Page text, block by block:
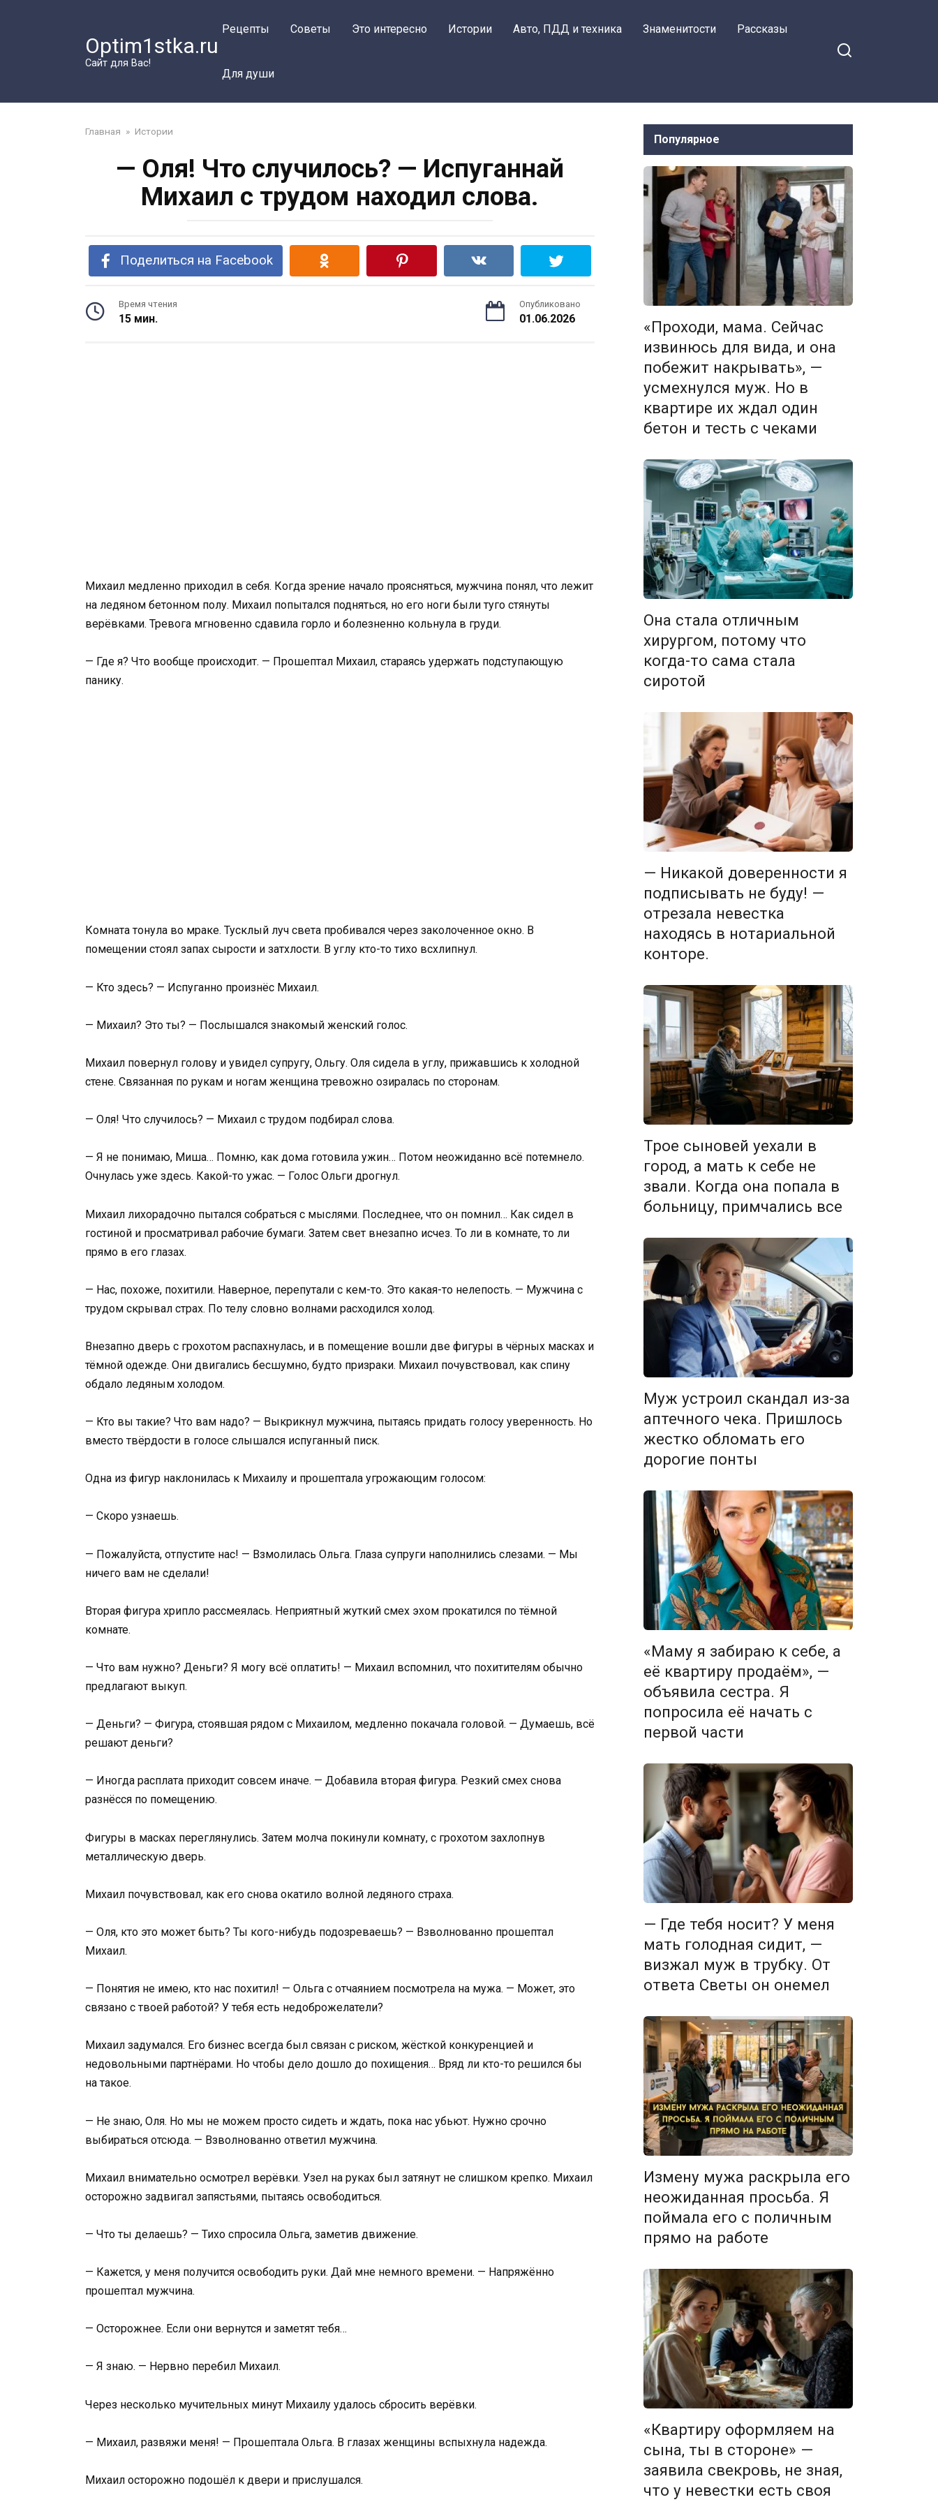
Optim1stka.ru
Сайт для Вас!
Рецепты Советы Это интересно Истории Авто, ПДД и техника Знаменитости Рассказы
Для души
Главная » Истории
— Оля! Что случилось? — Испуганнай
Михаил с трудом находил слова.
Поделиться на Facebook
Время чтения
15 мин.
Опубликовано
01.06.2026
Михаил медленно приходил в себя. Когда зрение начало проясняться, мужчина понял, что лежит
на ледяном бетонном полу. Михаил попытался подняться, но его ноги были туго стянуты
верёвками. Тревога мгновенно сдавила горло и болезненно кольнула в груди.
— Где я? Что вообще происходит. — Прошептал Михаил, стараясь удержать подступающую
панику.
Комната тонула во мраке. Тусклый луч света пробивался через заколоченное окно. В
помещении стоял запах сырости и затхлости. В углу кто-то тихо всхлипнул.
— Кто здесь? — Испуганно произнёс Михаил.
— Михаил? Это ты? — Послышался знакомый женский голос.
Михаил повернул голову и увидел супругу, Ольгу. Оля сидела в углу, прижавшись к холодной
стене. Связанная по рукам и ногам женщина тревожно озиралась по сторонам.
— Оля! Что случилось? — Михаил с трудом подбирал слова.
— Я не понимаю, Миша… Помню, как дома готовила ужин… Потом неожиданно всё потемнело.
Очнулась уже здесь. Какой-то ужас. — Голос Ольги дрогнул.
Михаил лихорадочно пытался собраться с мыслями. Последнее, что он помнил… Как сидел в
гостиной и просматривал рабочие бумаги. Затем свет внезапно исчез. То ли в комнате, то ли
прямо в его глазах.
— Нас, похоже, похитили. Наверное, перепутали с кем-то. Это какая-то нелепость. — Мужчина с
трудом скрывал страх. По телу словно волнами расходился холод.
Внезапно дверь с грохотом распахнулась, и в помещение вошли две фигуры в чёрных масках и
тёмной одежде. Они двигались бесшумно, будто призраки. Михаил почувствовал, как спину
обдало ледяным холодом.
— Кто вы такие? Что вам надо? — Выкрикнул мужчина, пытаясь придать голосу уверенность. Но
вместо твёрдости в голосе слышался испуганный писк.
Одна из фигур наклонилась к Михаилу и прошептала угрожающим голосом:
— Скоро узнаешь.
— Пожалуйста, отпустите нас! — Взмолилась Ольга. Глаза супруги наполнились слезами. — Мы
ничего вам не сделали!
Вторая фигура хрипло рассмеялась. Неприятный жуткий смех эхом прокатился по тёмной
комнате.
— Что вам нужно? Деньги? Я могу всё оплатить! — Михаил вспомнил, что похитителям обычно
предлагают выкуп.
— Деньги? — Фигура, стоявшая рядом с Михаилом, медленно покачала головой. — Думаешь, всё
решают деньги?
— Иногда расплата приходит совсем иначе. — Добавила вторая фигура. Резкий смех снова
разнёсся по помещению.
Фигуры в масках переглянулись. Затем молча покинули комнату, с грохотом захлопнув
металлическую дверь.
Михаил почувствовал, как его снова окатило волной ледяного страха.
— Оля, кто это может быть? Ты кого-нибудь подозреваешь? — Взволнованно прошептал
Михаил.
— Понятия не имею, кто нас похитил! — Ольга с отчаянием посмотрела на мужа. — Может, это
связано с твоей работой? У тебя есть недоброжелатели?
Михаил задумался. Его бизнес всегда был связан с риском, жёсткой конкуренцией и
недовольными партнёрами. Но чтобы дело дошло до похищения… Вряд ли кто-то решился бы
на такое.
— Не знаю, Оля. Но мы не можем просто сидеть и ждать, пока нас убьют. Нужно срочно
выбираться отсюда. — Взволнованно ответил мужчина.
Михаил внимательно осмотрел верёвки. Узел на руках был затянут не слишком крепко. Михаил
осторожно задвигал запястьями, пытаясь освободиться.
— Что ты делаешь? — Тихо спросила Ольга, заметив движение.
— Кажется, у меня получится освободить руки. Дай мне немного времени. — Напряжённо
прошептал мужчина.
— Осторожнее. Если они вернутся и заметят тебя…
— Я знаю. — Нервно перебил Михаил.
Через несколько мучительных минут Михаилу удалось сбросить верёвки.
— Михаил, развяжи меня! — Прошептала Ольга. В глазах женщины вспыхнула надежда.
Михаил осторожно подошёл к двери и прислушался.
Популярное
«Проходи, мама. Сейчас
извинюсь для вида, и она
побежит накрывать», —
усмехнулся муж. Но в
квартире их ждал один
бетон и тесть с чеками
Она стала отличным
хирургом, потому что
когда-то сама стала
сиротой
— Никакой доверенности я
подписывать не буду! —
отрезала невестка
находясь в нотариальной
конторе.
Трое сыновей уехали в
город, а мать к себе не
звали. Когда она попала в
больницу, примчались все
Муж устроил скандал из-за
аптечного чека. Пришлось
жестко обломать его
дорогие понты
«Маму я забираю к себе, а
её квартиру продаём», —
объявила сестра. Я
попросила её начать с
первой части
— Где тебя носит? У меня
мать голодная сидит, —
визжал муж в трубку. От
ответа Светы он онемел
Измену мужа раскрыла его
неожиданная просьба. Я
поймала его с поличным
прямо на работе
«Квартиру оформляем на
сына, ты в стороне» —
заявила свекровь, не зная,
что у невестки есть своя